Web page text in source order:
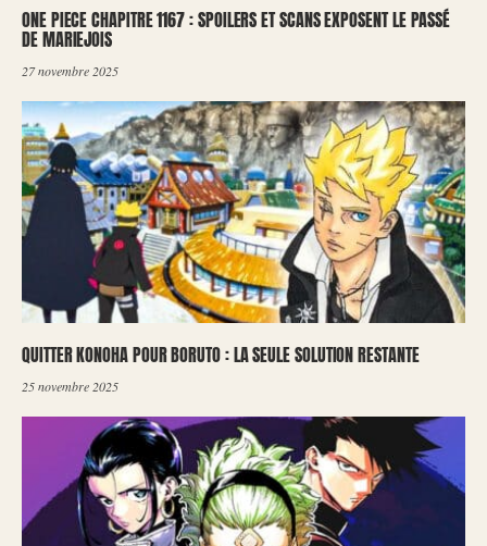
ONE PIECE CHAPITRE 1167 : SPOILERS ET SCANS EXPOSENT LE PASSÉ
DE MARIEJOIS
27 novembre 2025
QUITTER KONOHA POUR BORUTO : LA SEULE SOLUTION RESTANTE
25 novembre 2025